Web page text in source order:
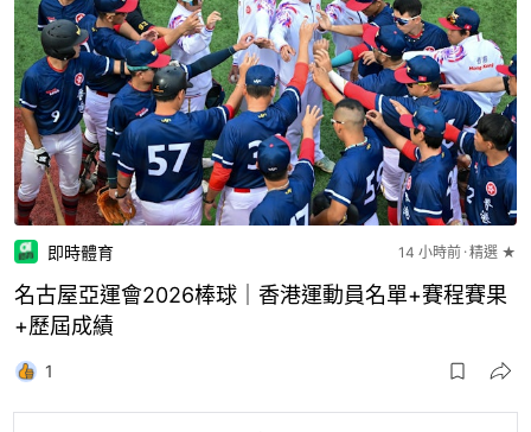
即時體育 14 小時前 精選 ★
名古屋亞運會2026棒球｜香港運動員名單+賽程賽果
+歷屆成績
更多